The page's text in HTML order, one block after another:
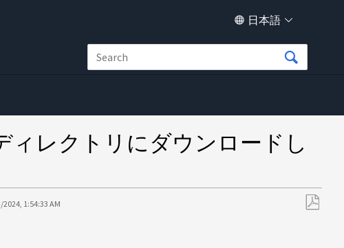
日本語
ィレクトリにダウンロードし
2024, 1:54:33 AM